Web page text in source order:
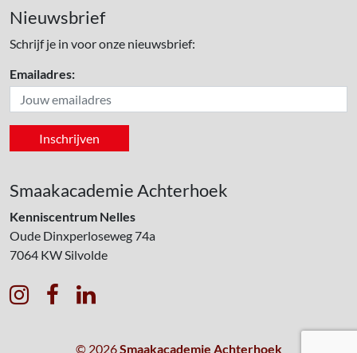
Nieuwsbrief
Schrijf je in voor onze nieuwsbrief:
Emailadres:
Smaakacademie Achterhoek
Kenniscentrum Nelles
Oude Dinxperloseweg 74a
7064 KWSilvolde
  
© 2026Smaakacademie Achterhoek